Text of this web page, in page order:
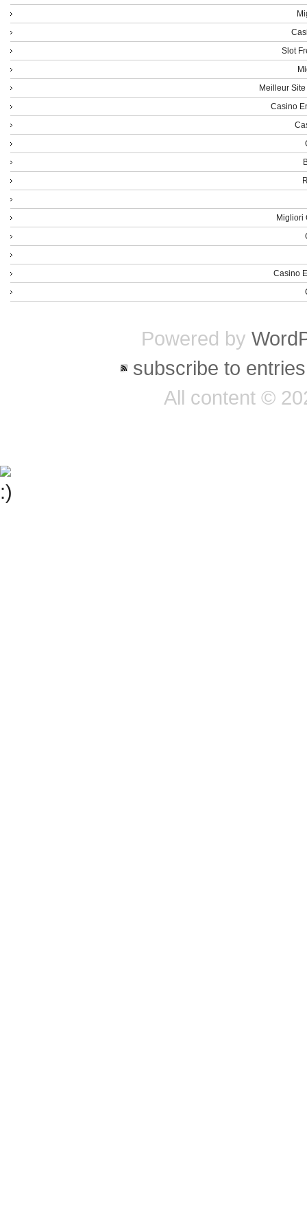
Slot
Meilleur
Casino
Migliori
Casino
Powered by
subscribe to entries
All content ©